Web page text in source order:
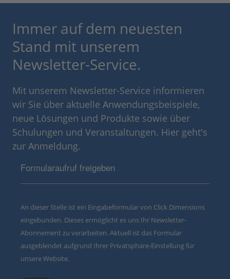
Immer auf dem neuesten
Stand mit unserem
Newsletter-Service.
Mit unserem Newsletter-Service informieren
wir Sie über aktuelle Anwendungsbeispiele,
neue Lösungen und Produkte sowie über
Schulungen und Veranstaltungen. Hier geht's
zur Anmeldung.
Formularaufruf freigeben
An dieser Stelle ist ein Eingabeformular von Click Dimensions
eingebunden. Dieses ermöglicht es uns Ihr Newsletter-
Abonnement zu verarbeiten. Aktuell ist das Formular
ausgeblendet aufgrund Ihrer Privatsphäre-Einstellung für
unsere Website.